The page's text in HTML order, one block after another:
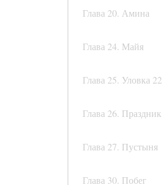
Глава 20. Амина
Глава 24. Майя
Глава 25. Уловка 22
Глава 26. Праздник
Глава 27. Пустыня
Глава 30. Побег